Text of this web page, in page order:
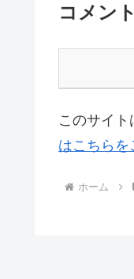
コメント
このサイト
はこちらを
ホーム